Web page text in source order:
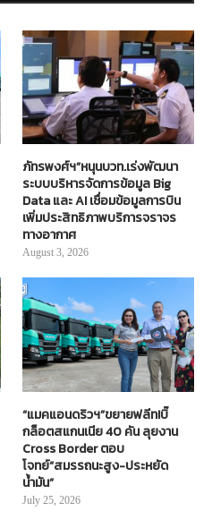
ภัทรพงศ์ฯ”หนุนบวท.เร่งพัฒนา
ระบบบริหารจัดการข้อมูล Big
Data และ AI เชื่อมข้อมูลการบิน
เพิ่มประสิทธิภาพบริการจราจร
ทางอากาศ
August 3, 2026
“แมคแอนดริวฯ”ขยายฟลีท!บิ๊
กล็อตสแกนเนีย 40 คัน ลุยงาน
Cross Border ตอบ
โจทย์“สมรรถนะสูง-ประหยัด
น้ำมัน”
July 25, 2026